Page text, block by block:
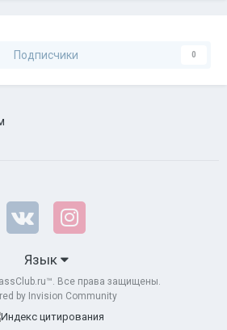
Подписчики 0
Язык
Все права защищены.
by Invision Community